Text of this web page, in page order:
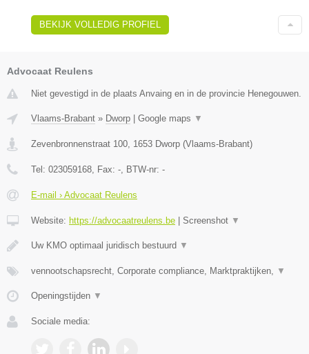
BEKIJK VOLLEDIG PROFIEL
Advocaat Reulens
Niet gevestigd in de plaats Anvaing en in de provincie Henegouwen.
Vlaams-Brabant » Dworp Google maps ▼
Zevenbronnenstraat 100 1653 Dworp (Vlaams-Brabant)
Tel: 023059168 , Fax: - , BTW-nr: -
E-mail › Advocaat Reulens
Website: https://advocaatreulens.be Screenshot ▼
Uw KMO optimaal juridisch bestuurd ▼
vennootschapsrecht, Corporate compliance, Marktpraktijken, ▼
Openingstijden ▼
Sociale media: